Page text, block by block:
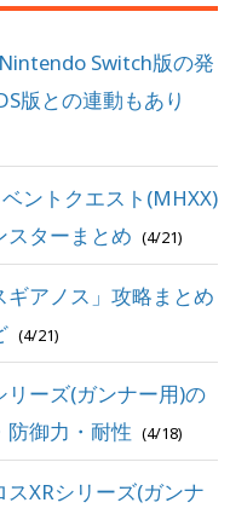
Switch版の発
版との連動もあり
ントクエスト(MHXX)
スターまとめ (4/21)
ギアノス」攻略まとめ
(4/21)
リーズ(ガンナー用)の
防御力・耐性 (4/18)
スXRシリーズ(ガンナ